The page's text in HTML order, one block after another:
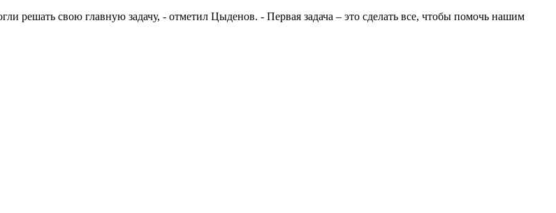
решать свою главную задачу, - отметил Цыденов. - Первая задача – это сделать все, чтобы помочь нашим